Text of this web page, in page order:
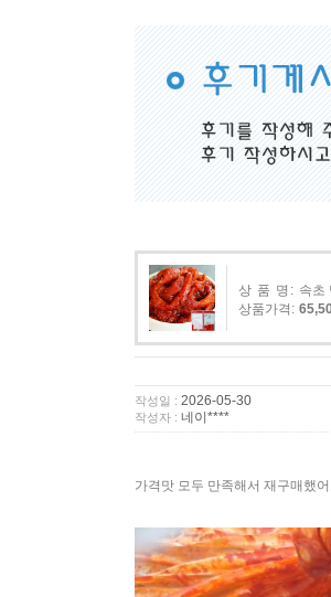
상 품 명: 속초
상품가격:
작성일 : 2026-05-30
작성자 : 네이****
가격맛 모두 만족해서 재구매했